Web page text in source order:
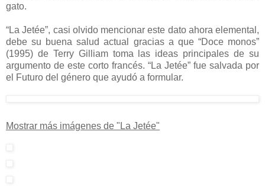
gato.
“La Jetée”, casi olvido mencionar este dato ahora elemental,
debe su buena salud actual gracias a que “Doce monos”
(1995) de Terry Gilliam toma las ideas principales de su
argumento de este corto francés. “La Jetée” fue salvada por
el Futuro del género que ayudó a formular.
Mostrar más imágenes de "La Jetée"